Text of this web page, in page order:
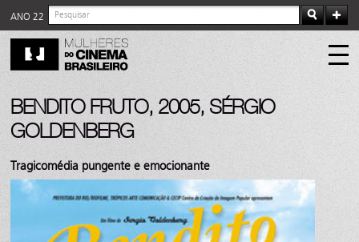
ANO 22
BENDITO FRUTO, 2005, SÉRGIO
GOLDENBERG
Tragicomédia pungente e emocionante